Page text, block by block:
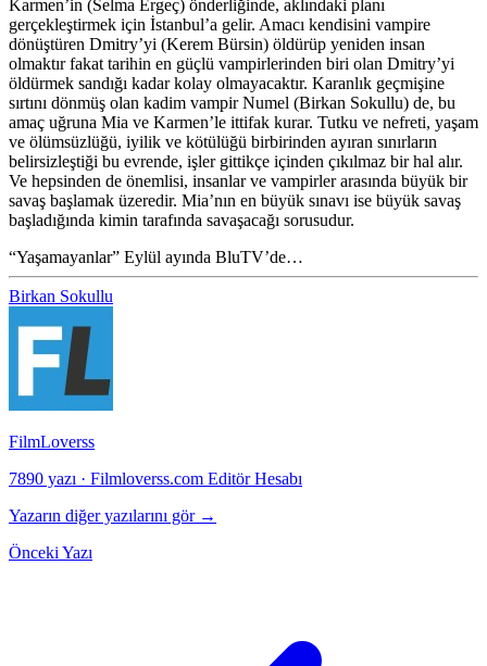
Karmen’in (Selma Ergeç) önderliğinde, aklındaki planı
gerçekleştirmek için İstanbul’a gelir. Amacı kendisini vampire
dönüştüren Dmitry’yi (Kerem Bürsin) öldürüp yeniden insan
olmaktır fakat tarihin en güçlü vampirlerinden biri olan Dmitry’yi
öldürmek sandığı kadar kolay olmayacaktır. Karanlık geçmişine
sırtını dönmüş olan kadim vampir Numel (Birkan Sokullu) de, bu
amaç uğruna Mia ve Karmen’le ittifak kurar. Tutku ve nefreti, yaşam
ve ölümsüzlüğü, iyilik ve kötülüğü birbirinden ayıran sınırların
belirsizleştiği bu evrende, işler gittikçe içinden çıkılmaz bir hal alır.
Ve hepsinden de önemlisi, insanlar ve vampirler arasında büyük bir
savaş başlamak üzeredir. Mia’nın en büyük sınavı ise büyük savaş
başladığında kimin tarafında savaşacağı sorusudur.
“Yaşamayanlar” Eylül ayında BluTV’de…
Birkan Sokullu
FilmLoverss
7890 yazı · Filmloverss.com Editör Hesabı
Yazarın diğer yazılarını gör →
Önceki Yazı